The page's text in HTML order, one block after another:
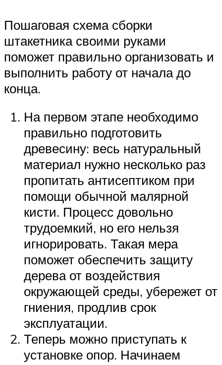
Пошаговая схема сборки
штакетника своими руками
поможет правильно организовать и
выполнить работу от начала до
конца.
На первом этапе необходимо
правильно подготовить
древесину: весь натуральный
материал нужно несколько раз
пропитать антисептиком при
помощи обычной малярной
кисти. Процесс довольно
трудоемкий, но его нельзя
игнорировать. Такая мера
поможет обеспечить защиту
дерева от воздействия
окружающей среды, убережет от
гниения, продлив срок
эксплуатации.
Теперь можно приступать к
установке опор. Начинаем